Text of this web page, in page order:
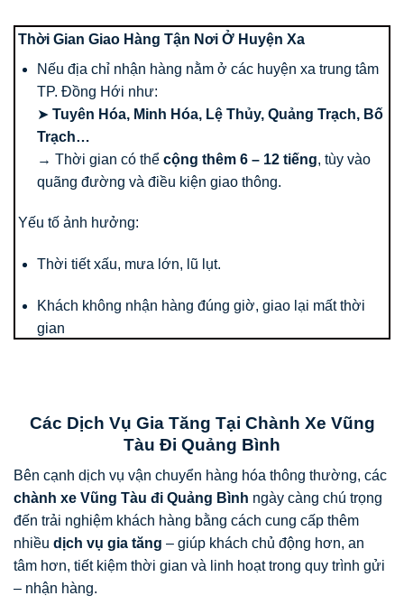
Thời Gian Giao Hàng Tận Nơi Ở Huyện Xa
Nếu địa chỉ nhận hàng nằm ở các huyện xa trung tâm
TP. Đồng Hới như:
➤ Tuyên Hóa, Minh Hóa, Lệ Thủy, Quảng Trạch, Bố
Trạch…
→ Thời gian có thể cộng thêm 6 – 12 tiếng, tùy vào
quãng đường và điều kiện giao thông.
Yếu tố ảnh hưởng:
Thời tiết xấu, mưa lớn, lũ lụt.
Khách không nhận hàng đúng giờ, giao lại mất thời
gian
Các Dịch Vụ Gia Tăng Tại Chành Xe Vũng
Tàu Đi Quảng Bình
Bên cạnh dịch vụ vận chuyển hàng hóa thông thường, các
chành xe Vũng Tàu đi Quảng Bình ngày càng chú trọng
đến trải nghiệm khách hàng bằng cách cung cấp thêm
nhiều dịch vụ gia tăng – giúp khách chủ động hơn, an
tâm hơn, tiết kiệm thời gian và linh hoạt trong quy trình gửi
– nhận hàng.